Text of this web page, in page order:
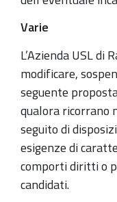
Varie
L’Azienda USL di
modificare,
seguente
qualora ricorrano
seguito di
esigenze di
comporti diritti o
candidati.